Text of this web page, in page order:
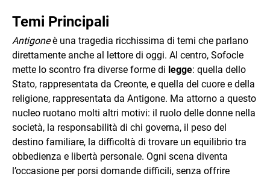
Temi Principali
Antigoneè una tragedia ricchissima di temi che parlano
direttamente anche al lettore di oggi. Al centro, Sofocle
mette lo scontro fra diverse forme di legge: quella dello
Stato, rappresentata da Creonte, e quella del cuore e della
religione, rappresentata da Antigone. Ma attorno a questo
nucleo ruotano molti altri motivi: il ruolo delle donne nella
società, la responsabilità di chi governa, il peso del
destino familiare, la difficoltà di trovare un equilibrio tra
obbedienza e libertà personale. Ogni scena diventa
l’occasione per porsi domande difficili, senza offrire